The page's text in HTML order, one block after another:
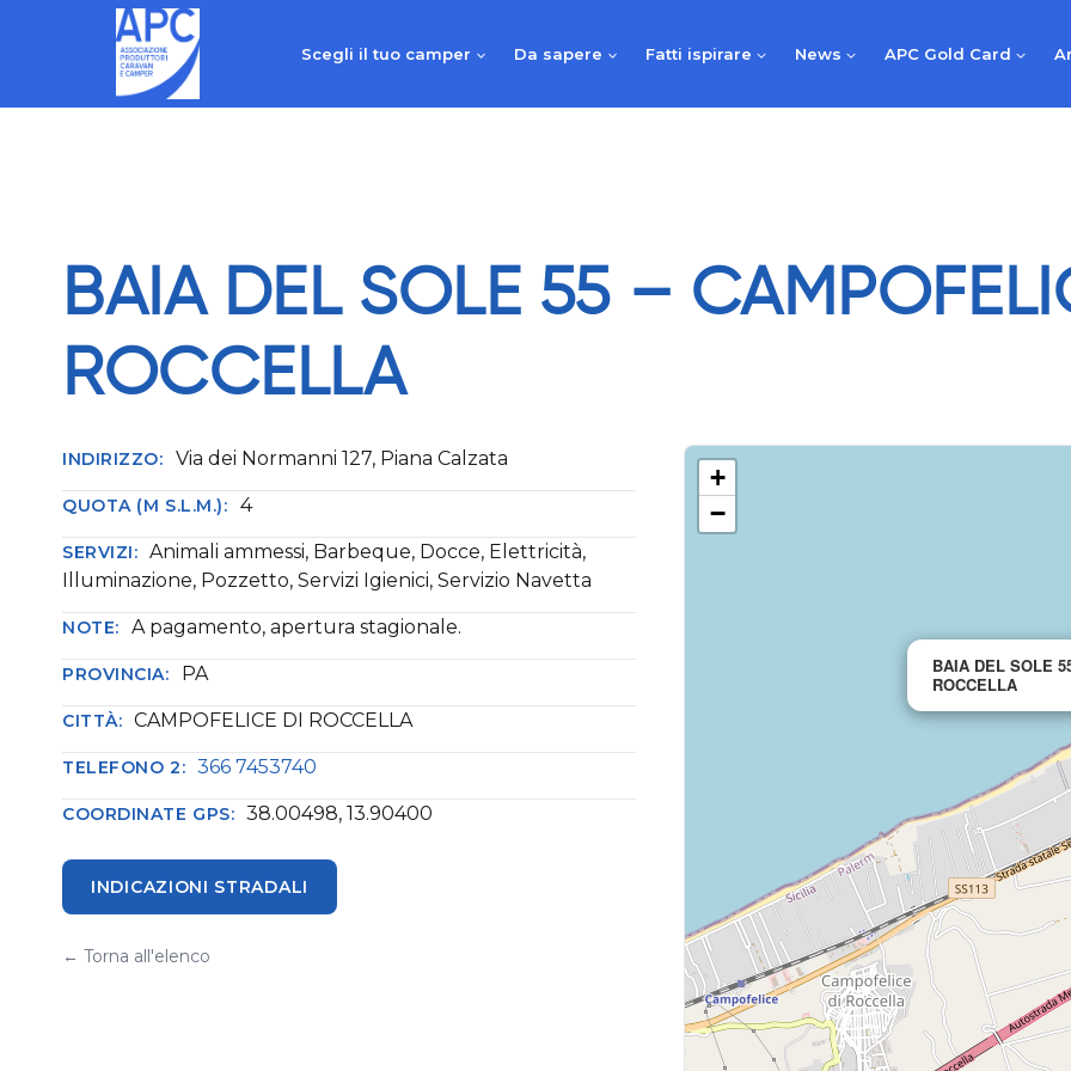
Scegli il tuo camper Da sapere Fatti ispirare News APC Gold Card
BAIA DEL SOLE 55 –
ROCCELLA
INDIRIZZO: Via dei Normanni 127, Piana Calzata
QUOTA (M S.L.M.): 4
SERVIZI: Animali ammessi, Barbeque, Docce, Elettricità,
Illuminazione, Pozzetto, Servizi Igienici, Servizio Navetta
NOTE: A pagamento, apertura stagionale.
PROVINCIA: PA
CITTÀ: CAMPOFELICE DI ROCCELLA
TELEFONO 2: 366 7453740
COORDINATE GPS: 38.00498, 13.90400
INDICAZIONI STRADALI
← Torna all'elenco
BAIA DEL SOLE
ROCCELLA
+
−